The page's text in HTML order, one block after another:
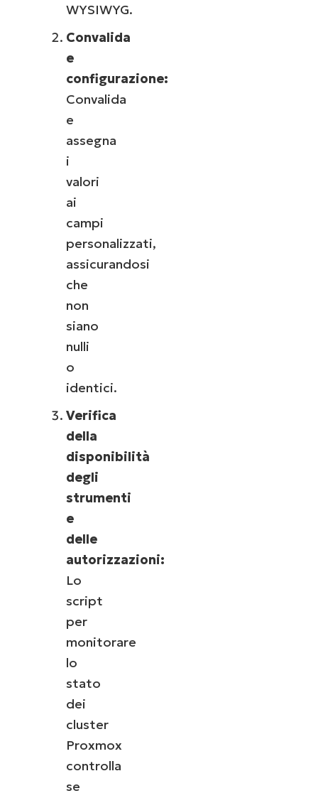
WYSIWYG.
Convalida
e
configurazione:
Convalida
e
assegna
i
valori
ai
campi
personalizzati,
assicurandosi
che
non
siano
nulli
o
identici.
Verifica
della
disponibilità
degli
strumenti
e
delle
autorizzazioni:
Lo
script
per
monitorare
lo
stato
dei
cluster
Proxmox
controlla
se